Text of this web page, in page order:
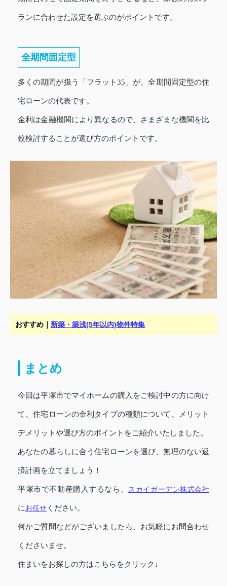
ランに合わせた設定を選ぶのがポイントです。
全期間固定型
多くの期間が扱う「フラット35」が、全期間固定型の住
宅ローンの代表です。
金利は金融機関により異なるので、さまざまな機関を比
較検討することが選び方のポイントです。
おすすめ｜ 新築・築浅(5年以内)物件特集
まとめ
今回は平塚市でマイホームの購入をご検討中の方に向け
て、住宅ローンの金利タイプの種類について、メリット
デメリットや選び方のポイントをご紹介いたしました。
あなたの暮らしに合う住宅ローンを選び、無理のない返
済計画を立てましょう！
平塚市で不動産購入するなら、 スカイガーデン株式会社
にお任せ ください。
何かご質問などがございましたら、お気軽にお問合わせ
くださいませ。
住まいをお探しの方はこちらをクリック↓